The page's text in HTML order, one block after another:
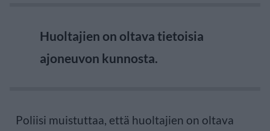
Huoltajien on oltava tietoisia
ajoneuvon kunnosta.
Poliisi muistuttaa, että huoltajien on oltava